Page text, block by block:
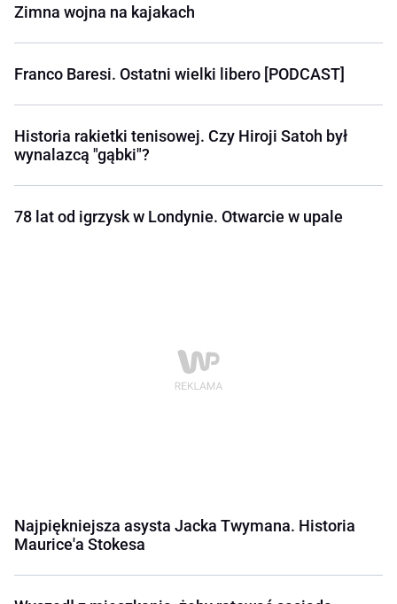
Zimna wojna na kajakach
Franco Baresi. Ostatni wielki libero [PODCAST]
Historia rakietki tenisowej. Czy Hiroji Satoh był
wynalazcą "gąbki"?
78 lat od igrzysk w Londynie. Otwarcie w upale
Najpiękniejsza asysta Jacka Twymana. Historia
Maurice'a Stokesa